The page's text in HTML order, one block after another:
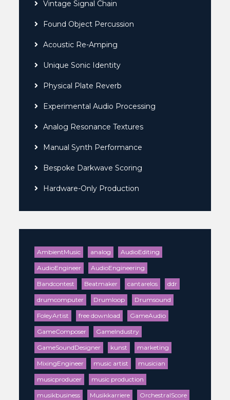
Vintage Signal Chain
Found Object Percussion
Acoustic Re-Amping
Unique Sonic Identity
Physical Plate Reverb
Experimental Audio Processing
Analog Resonance Textures
Manual Synth Performance
Bespoke Darkwave Scoring
Hardware-Only Production
AmbientMusic analog AudioEditing
AudioEngineer AudioEngineering
Bandcontest Beatmaker cantarelos ddr
drumcomputer Drumloop Drumsound
FoleyArtist free download GameAudio
GameComposer GameIndustry
GameSoundDesigner kunst marketing
MixingEngineer music artist musician
musicproducer music production
musikbusiness Musikkarriere OrchestralScore